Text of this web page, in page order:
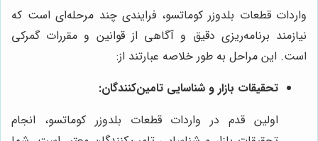
واردات قطعات بلدوزر کوماتسو، فرایندی چند مرحله‌ای است که
نیازمند برنامه‌ریزی دقیق و آگاهی از قوانین و مقررات گمرکی
است. این مراحل به طور خلاصه عبارتند از:
تحقیقات بازار و شناسایی تامین‌کنندگان:
اولین قدم در واردات قطعات بلدوزر کوماتسو، انجام